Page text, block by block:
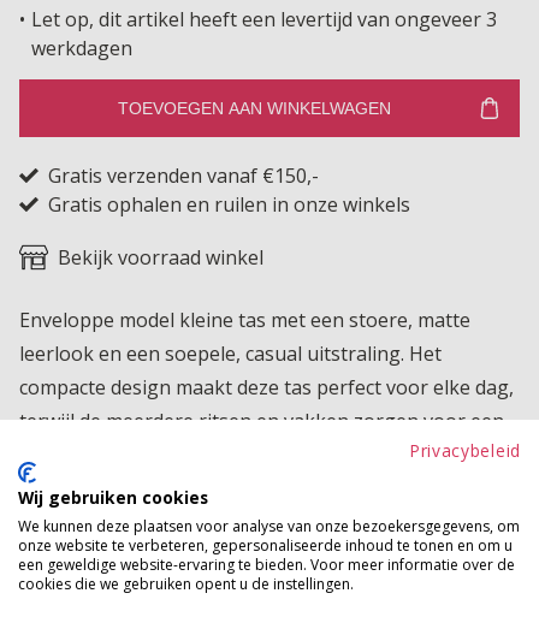
Let op, dit artikel heeft een levertijd van ongeveer 3
werkdagen
TOEVOEGEN AAN WINKELWAGEN
Gratis verzenden vanaf €150,-
Gratis ophalen en ruilen in onze winkels
Bekijk voorraad winkel
Enveloppe model kleine tas met een stoere, matte
leerlook en een soepele, casual uitstraling. Het
compacte design maakt deze tas perfect voor elke dag,
terwijl de meerdere ritsen en vakken zorgen voor een
superoverzichtelijke indeling van al je essentials. Draag
hem als crossbody of over de schouder en geniet van
een praktische én stijlvolle tas die moeiteloos bij iedere
outfit past.
Privacybeleid
Wij gebruiken cookies
We kunnen deze plaatsen voor analyse van onze bezoekersgegevens, om
onze website te verbeteren, gepersonaliseerde inhoud te tonen en om u
een geweldige website-ervaring te bieden. Voor meer informatie over de
cookies die we gebruiken opent u de instellingen.